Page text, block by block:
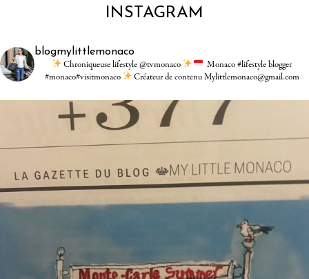
INSTAGRAM
blogmylittlemonaco
Chroniqueuse lifestyle @tvmonaco
Monaco #lifestyle blogger
#monaco#visitmonaco
Créateur de contenu Mylittlemonaco@gmail.com